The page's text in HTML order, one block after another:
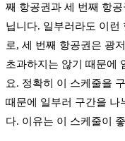
째 항공권과 세 번째 항
닙니다. 일부러라도 이런
로, 세 번째 항공권은 광
초과하지는 않기 때문에
요. 정확히 이 스케줄을
때문에 일부러 구간을 나
다. 이유는 이 스케줄이